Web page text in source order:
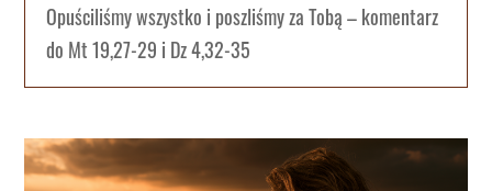
Opuściliśmy wszystko i poszliśmy za Tobą – komentarz
do Mt 19,27-29 i Dz 4,32-35